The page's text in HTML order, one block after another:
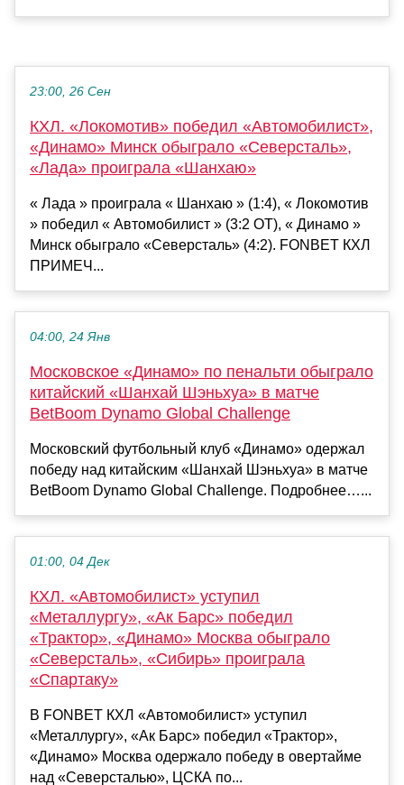
23:00, 26 Сен
КХЛ. «Локомотив» победил «Автомобилист»,
«Динамо» Минск обыграло «Северсталь»,
«Лада» проиграла «Шанхаю»
« Лада » проиграла « Шанхаю » (1:4), « Локомотив
» победил « Автомобилист » (3:2 ОТ), « Динамо »
Минск обыграло «Северсталь» (4:2). FONBET КХЛ
ПРИМЕЧ...
04:00, 24 Янв
Московское «Динамо» по пенальти обыграло
китайский «Шанхай Шэньхуа» в матче
BetBoom Dynamo Global Challenge
Московский футбольный клуб «Динамо» одержал
победу над китайским «Шанхай Шэньхуа» в матче
BetBoom Dynamo Global Challenge. Подробнее…...
01:00, 04 Дек
КХЛ. «Автомобилист» уступил
«Металлургу», «Ак Барс» победил
«Трактор», «Динамо» Москва обыграло
«Северсталь», «Сибирь» проиграла
«Спартаку»
В FONBET КХЛ «Автомобилист» уступил
«Металлургу», «Ак Барс» победил «Трактор»,
«Динамо» Москва одержало победу в овертайме
над «Северсталью», ЦСКА по...